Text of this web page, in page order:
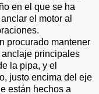
en el que se ha
el motor al
procurado mantener
principales
la pipa, y el
justo encima del eje
están hechos a